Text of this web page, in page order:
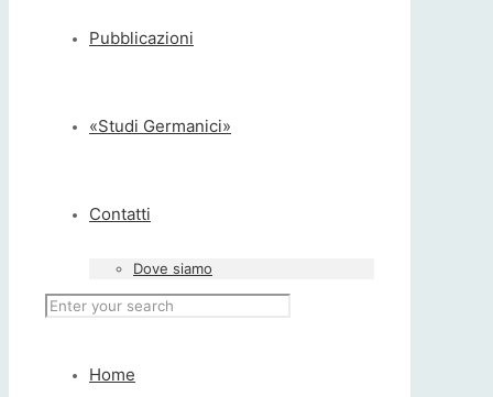
Pubblicazioni
«Studi Germanici»
Contatti
Dove siamo
Home